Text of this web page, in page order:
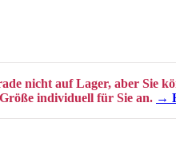
nicht auf Lager, aber Sie
individuell für Sie an. →